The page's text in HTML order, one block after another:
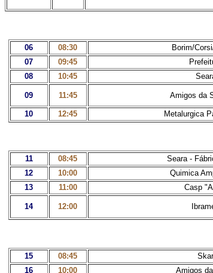
06 08:30 Borim/
07
09:45
08
10:45
09 11:45 Amigos da
10 12:45 Metalurgica
11 08:45 Seara -
12
10:00 Quimica
13
11:00 Casp
14 12:00
15 08:45 Skar
16
10:00 Amigos